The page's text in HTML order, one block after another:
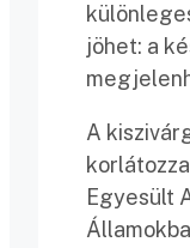
jöhet: a
A
Egyesült